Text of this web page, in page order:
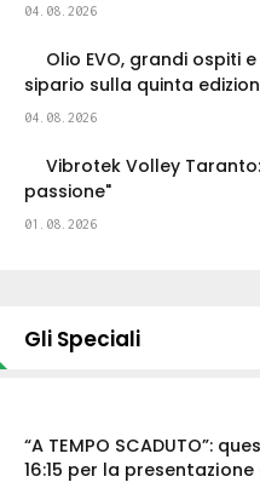
04.08.2026
Olio EVO, grandi ospiti
sipario sulla quinta
04.08.2026
Vibrotek Volley
passione"
01.08.2026
Gli Speciali
“A TEMPO SCADUTO”:
16:15 per la